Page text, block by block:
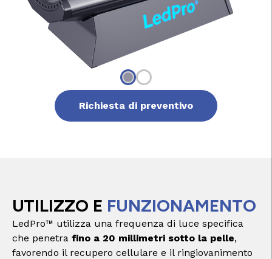
Richiesta di preventivo
UTILIZZO E FUNZIONAMENTO
LedPro™ utilizza una frequenza di luce specifica
che penetra fino a 20 millimetri sotto la pelle,
favorendo il recupero cellulare e il ringiovanimento